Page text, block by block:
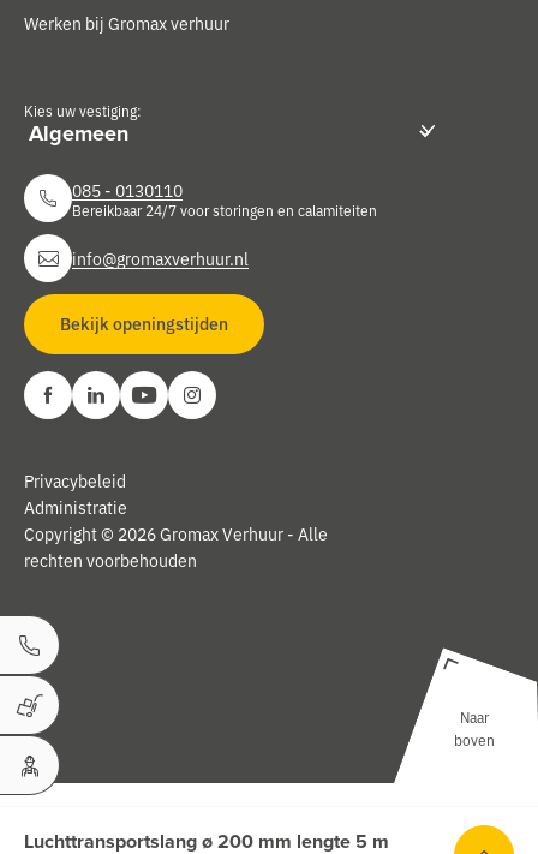
Bel ons
Winkelwagen
Uw Account
Luchttransportslang ø 200 mm lengte 5 m
Werken bij Gromax verhuur
Kies uw vestiging:
085 - 0130110
Bereikbaar 24/7 voor storingen en calamiteiten
info@gromaxverhuur.nl
Bekijk openingstijden
Copyright © 2026 Gromax Verhuur - Alle
rechten voorbehouden
Privacybeleid
Administratie
Naar
boven